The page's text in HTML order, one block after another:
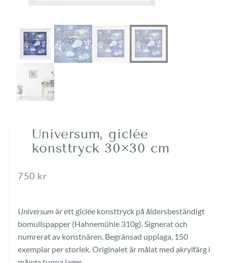
Universum, giclée
konsttryck 30×30 cm
750 kr
Universum är ett giclée konsttryck på åldersbeständigt
bomullspapper (Hahnemühle 310g). Signerat och
numrerat av konstnären. Begränsad upplaga, 150
exemplar per storlek. Originalet är målat med akrylfärg i